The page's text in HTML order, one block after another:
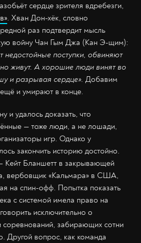
сердце зрителя вдребезги,
. Хван Дон-хёк, словно
раз подтвердит мысль
войну Чан Гым Джа (Кан Э-щим):
поступки, обвиняют
живут. А хорошие люди винят во
и разрывая сердце». Добавим
и умирают в конце.
и удалось доказать, что
— тоже люди, а не лошади,
игр. Однако у
закончить историю достойно.
Кейт Бланшетт в закрывающей
вербовщик «Кальмара» в США,
на спин-офф. Попытка показать
с системой имела право на
исключительно о
соревнований, забирающих сотни
Другой вопрос, как команда